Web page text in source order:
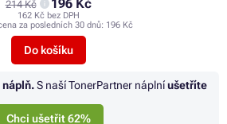
214 Kč 196 Kč
162 Kč bez DPH
za posledních 30 dnů: 196 Kč
Do košíku
náplň.S naší TonerPartner náplníušetříte
Chci ušetřit 62%